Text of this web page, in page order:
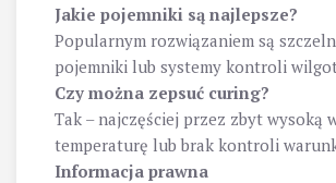
Jakie pojemniki są najlepsze?
Popularnym rozwiązaniem są
pojemniki lub systemy kontroli
Czy można zepsuć curing?
Tak – najczęściej przez zbyt wysoką
temperaturę lub brak kontroli
Informacja prawna